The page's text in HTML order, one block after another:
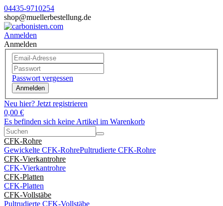
04435-9710254
shop@muellerbestellung.de
Anmelden
Anmelden
Passwort vergessen
Anmelden
Neu hier? Jetzt registrieren
0,00 €
Es befinden sich keine Artikel im Warenkorb
CFK-Rohre
Gewickelte CFK-RohrePultrudierte CFK-Rohre
CFK-Vierkantrohre
CFK-Vierkantrohre
CFK-Platten
CFK-Platten
CFK-Vollstäbe
Pultrudierte CFK-Vollstäbe